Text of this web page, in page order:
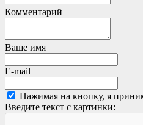
Комментарий
Ваше имя
E-mail
Нажимая на кнопку, я
Введите текст с картинки: